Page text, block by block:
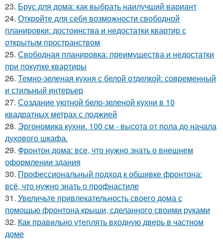
23. Брус для дома: как выбрать наилучший вариант
24. Откройте для себя возможности свободной
планировки: достоинства и недостатки квартир с
открытым пространством
25. Свободная планировка: преимущества и недостатки
при покупке квартиры
26. Темно-зеленая кухня с белой отделкой: современный
и стильный интерьер
27. Создание уютной бело-зеленой кухни в 10
квадратных метрах с лоджией
28. Эргономика кухни. 100 см - высота от пола до начала
духового шкафа.
29. Фронтон дома: все, что нужно знать о внешнем
оформлении здания
30. Профессиональный подход к обшивке фронтона:
всё, что нужно знать о профнастиле
31. Увеличьте привлекательность своего дома с
помощью фронтона крыши, сделанного своими руками
32. Как правильно утеплять входную дверь в частном
доме